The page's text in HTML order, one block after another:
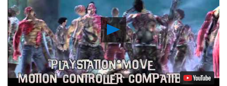
Reproducir
Video